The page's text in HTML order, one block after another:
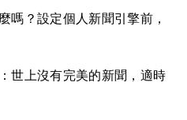
嗎？設定個人新聞引擎前，
世上沒有完美的新聞，適時